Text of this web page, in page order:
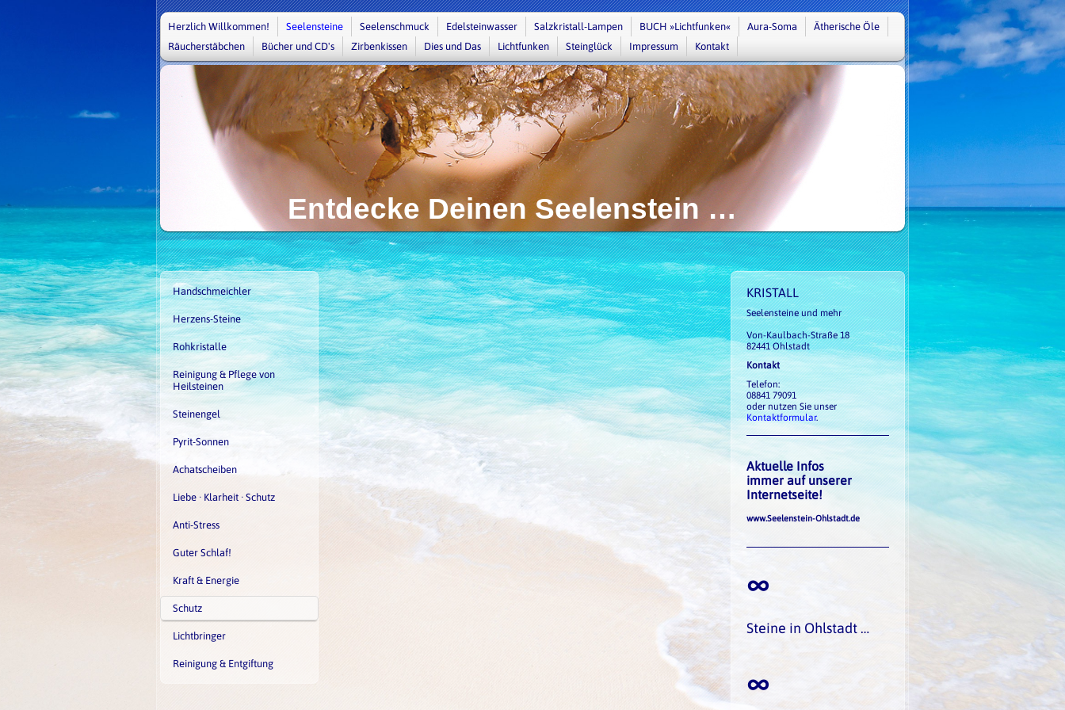
Herzlich Willkommen! Seelensteine Seelenschmuck Edelsteinwasser Salzkristall-Lampen BUCH »Lichtfunken« Aura-Soma
Ätherische Öle
Räucherstäbchen
Bücher und CD's Zirbenkissen Dies und Das Lichtfunken Steinglück Impressum Kontakt
Entdecke Deinen Seelenstein …
Handschmeichler
Herzens-Steine
Rohkristalle
Reinigung & Pflege von
Heilsteinen
Steinengel
Pyrit-Sonnen
Achatscheiben
Liebe · Klarheit · Schutz
Anti-Stress
Guter Schlaf!
Kraft & Energie
Schutz
Lichtbringer
Reinigung & Entgiftung
KRISTALL
Seelensteine und mehr
Von-Kaulbach-Straße 18
82441 Ohlstadt
Kontakt
Telefon:
08841 79091
oder nutzen Sie unser
Kontaktformular.
Aktuelle Infos
immer auf unserer
Internetseite!
www.Seelenstein-Ohlstadt.de
∞
Steine in Ohlstadt …
∞